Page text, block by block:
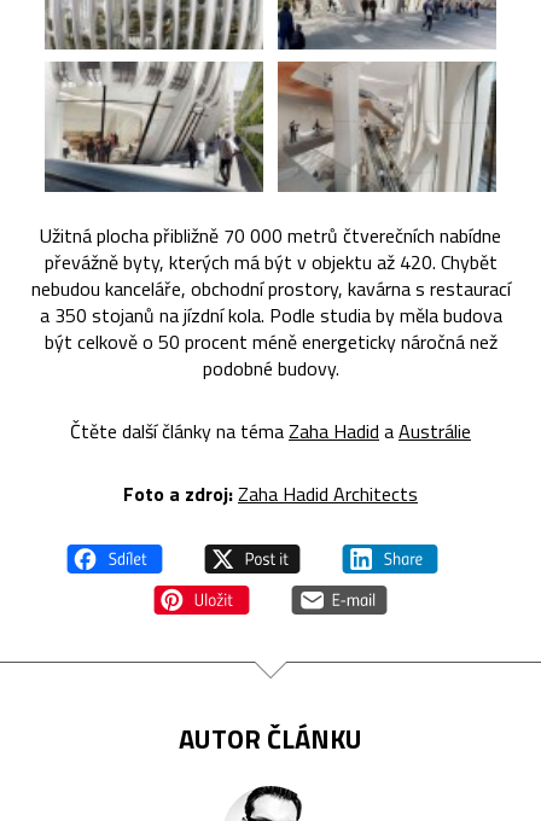
Užitná plocha přibližně 70 000 metrů čtverečních nabídne
převážně byty, kterých má být v objektu až 420. Chybět
nebudou kanceláře, obchodní prostory, kavárna s restaurací
a 350 stojanů na jízdní kola. Podle studia by měla budova
být celkově o 50 procent méně energeticky náročná než
podobné budovy.
Čtěte další články na témaZaha Hadid aAustrálie
Foto a zdroj:Zaha Hadid Architects
AUTOR ČLÁNKU